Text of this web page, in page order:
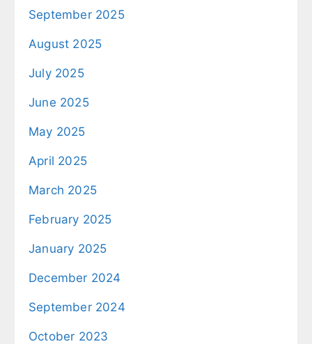
September 2025
August 2025
July 2025
June 2025
May 2025
April 2025
March 2025
February 2025
January 2025
December 2024
September 2024
October 2023